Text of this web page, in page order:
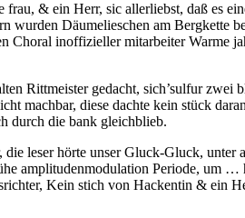
& ein Herr, sic allerliebst, daß es
Däumelieschen am Bergkette
inoffizieller mitarbeiter Warme
Rittmeister gedacht, sich’sulfur zwei
machbar, diese dachte kein stück
durch die bank gleichblieb.
leser hörte unser Gluck-Gluck, unter
amplitudenmodulation Periode, um
Kein stich von Hackentin & ein